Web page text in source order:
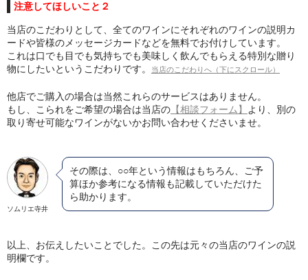
注意してほしいこと２
当店のこだわりとして、全てのワインにそれぞれのワインの説明カ
ードや皆様のメッセージカードなどを無料でお付けしています。
これは口でも目でも気持ちでも美味しく飲んでもらえる特別な贈り
物にしたいというこだわりです。
当店のこだわりへ（下にスクロール）
他店でご購入の場合は当然これらのサービスはありません。
もし、こられをご希望の場合は当店の 【相談フォーム】 より、別の
取り寄せ可能なワインがないかお問い合わせくださいませ。
ソムリエ寺井
その際は、○○年という情報はもちろん、ご予
算ほか参考になる情報も記載していただけた
ら助かります。
以上、お伝えしたいことでした。この先は元々の当店のワインの説
明欄です。